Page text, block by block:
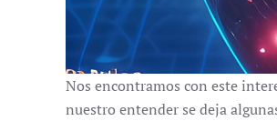
Nos encontramos con este
nuestro entender se deja